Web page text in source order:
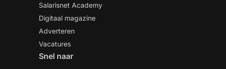
Salarisnet Academy
Digitaal magazine
Adverteren
Vacatures
Snel naar